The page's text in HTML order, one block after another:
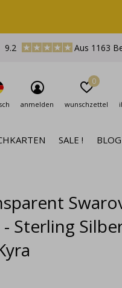
SALE ! BLOG
anmelden wunschzettel
0
9.2 Aus 1163
Sterling